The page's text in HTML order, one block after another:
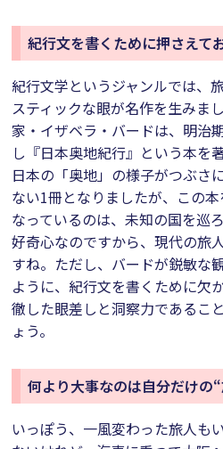
紀行文を書くために押さえて
紀行文学というジャンルでは、
スティックな眼が名作を生みま
家・イザベラ・バードは、明治
し『日本奥地紀行』という本を
日本の「奥地」の様子がつぶさ
ない1冊となりましたが、この
なっているのは、未知の国を巡
好奇心なのですから、現代の旅
すね。ただし、バードが鋭敏な
ように、紀行文を書くために欠
徹した眼差しと洞察力であるこ
ょう。
何より大事なのは自分だけの
いっぽう、一風変わった旅人も